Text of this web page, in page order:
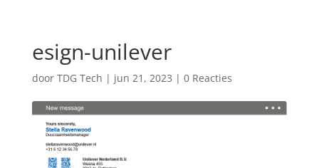
esign-unilever
door TDG Tech | jun 21, 2023 | 0 Reacties